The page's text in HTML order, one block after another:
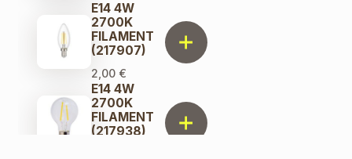
E14 4W
2700K
FILAMENT
(217907)
2,00 €
E14 4W
2700K
FILAMENT
(217938)